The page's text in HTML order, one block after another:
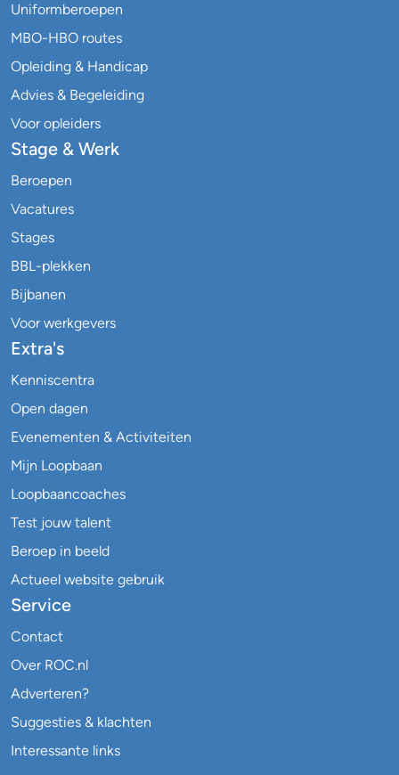
Uniformberoepen
MBO-HBO routes
Opleiding & Handicap
Advies & Begeleiding
Voor opleiders
Stage & Werk
Beroepen
Vacatures
Stages
BBL-plekken
Bijbanen
Voor werkgevers
Extra's
Kenniscentra
Open dagen
Evenementen & Activiteiten
Mijn Loopbaan
Loopbaancoaches
Test jouw talent
Beroep in beeld
Actueel website gebruik
Service
Contact
Over ROC.nl
Adverteren?
Suggesties & klachten
Interessante links